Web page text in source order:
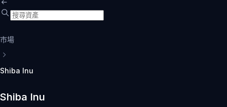
市場
Shiba Inu
Shiba Inu